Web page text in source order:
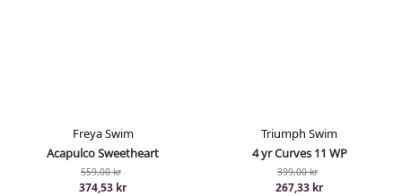
Freya Swim
Acapulco Sweetheart
559,00kr
374,53 kr
Triumph Swim
4 yr Curves 11 WP
399,00kr
267,33 kr